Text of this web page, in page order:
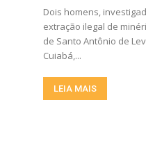
Dois homens,
extração ilegal de
de Santo Antônio de
Cuiabá,...
LEIA MAIS